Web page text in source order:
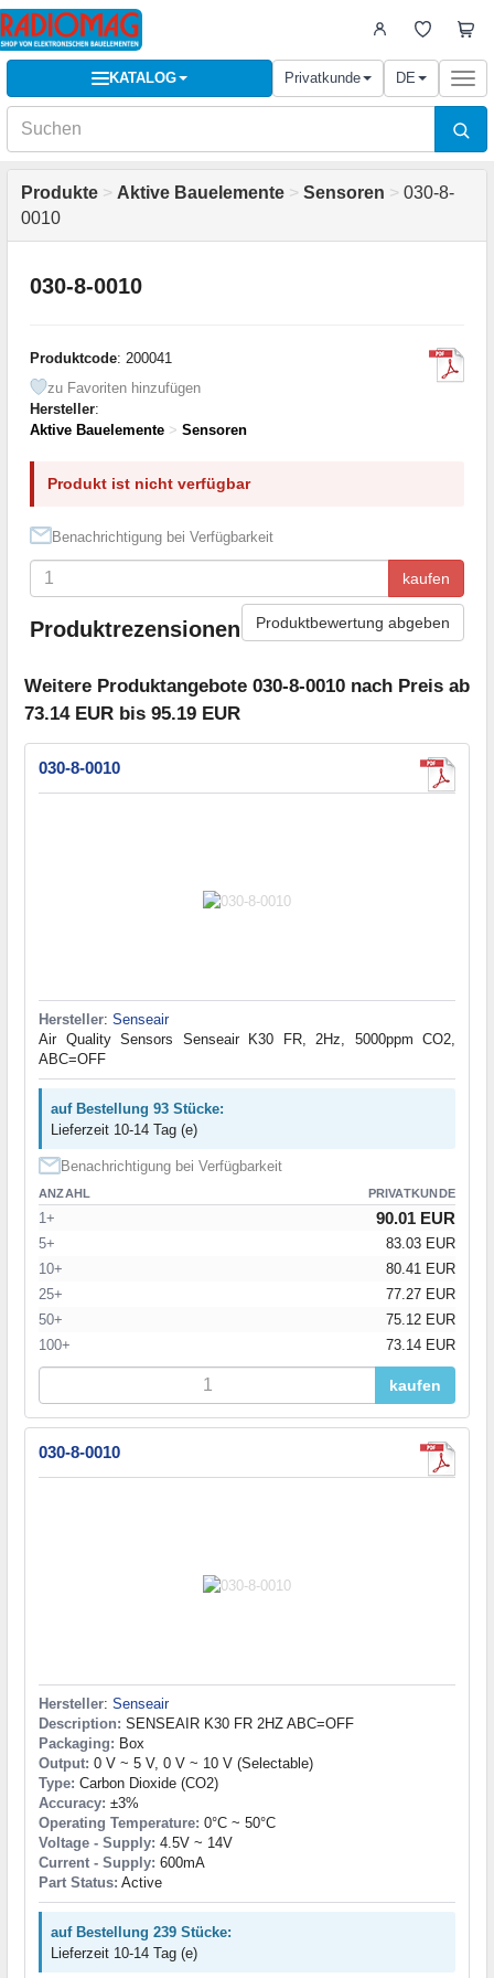
KATALOG Privatkunde DE
Produkte > Aktive Bauelemente > Sensoren > 030-8-
0010
030-8-0010
Produktcode: 200041
zu Favoriten hinzufügen
Hersteller:
Aktive Bauelemente > Sensoren
Produkt ist nicht verfügbar
Benachrichtigung bei Verfügbarkeit
kaufen
Produktrezensionen Produktbewertung abgeben
Weitere Produktangebote 030-8-0010 nach Preis ab
73.14 EUR bis 95.19 EUR
030-8-0010
Hersteller: Senseair
Air Quality Sensors Senseair K30 FR, 2Hz, 5000ppm CO2,
ABC=OFF
auf Bestellung 93 Stücke:
Lieferzeit 10-14 Tag (e)
Benachrichtigung bei Verfügbarkeit
ANZAHL PRIVATKUNDE
1+ 90.01 EUR
5+
83.03 EUR
10+
80.41 EUR
25+
77.27 EUR
50+
75.12 EUR
100+
73.14 EUR
kaufen
030-8-0010
Hersteller: Senseair
Description: SENSEAIR K30 FR 2HZ ABC=OFF
Packaging: Box
Output: 0 V ~ 5 V, 0 V ~ 10 V (Selectable)
Type: Carbon Dioxide (CO2)
Accuracy: ±3%
Operating Temperature: 0°C ~ 50°C
Voltage - Supply: 4.5V ~ 14V
Current - Supply: 600mA
Part Status: Active
auf Bestellung 239 Stücke:
Lieferzeit 10-14 Tag (e)